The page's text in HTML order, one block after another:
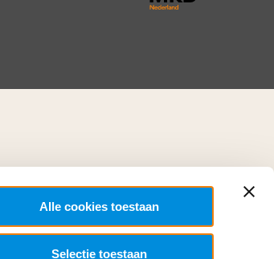
Alle cookies toestaan
Selectie toestaan